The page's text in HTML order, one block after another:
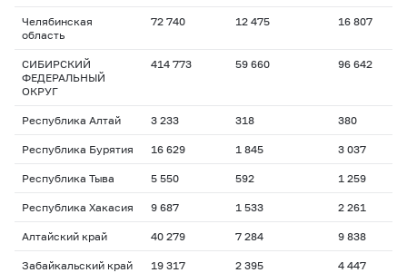
Челябинская
область
72 740 12 475 16 807
СИБИРСКИЙ
ФЕДЕРАЛЬНЫЙ
ОКРУГ
414 773 59 660 96 642
Республика Алтай 3 233 318 380
Республика Бурятия 16 629 1 845 3 037
Республика Тыва 5 550 592 1 259
Республика Хакасия 9 687 1 533 2 261
Алтайский край 40 279 7 284 9 838
Забайкальский край 19 317 2 395 4 447